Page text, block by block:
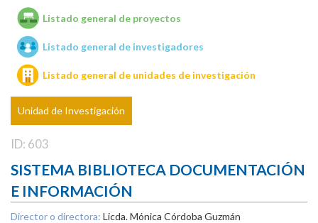
Unidades de investigación
Listado general de proyectos
Listado general de investigadores
Listado general de unidades de investigación
Unidad de Investigación
ID: 603
SISTEMA BIBLIOTECA DOCUMENTACIÓN
E INFORMACIÓN
Director o directora: Licda. Mónica Córdoba Guzmán